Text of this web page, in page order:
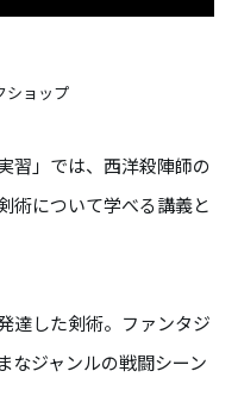
ショップ
習」では、西洋殺陣師の
術について学べる講義と
達した剣術。ファンタジ
なジャンルの戦闘シーン